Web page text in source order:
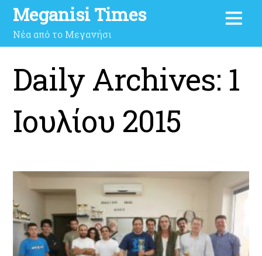
Meganisi Times
Νέα από το Μεγανήσι
Daily Archives: 1
Ιουλίου 2015